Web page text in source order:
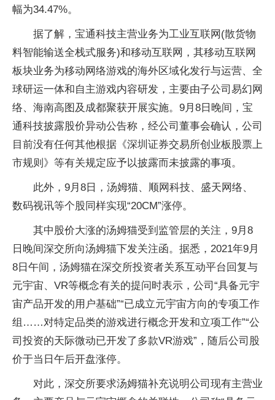
幅为34.47%。
据了解，宝通科技主营业务为工业互联网(散货物
料智能输送全栈式服务)和移动互联网，其移动互联网
板块业务为移动网络游戏的海外区域化发行与运营、全
球研运一体和自主游戏内容研发，主要由子公司易幻网
络、海南高图及成都聚获开展实施。9月8日晚间，宝
通科技披露股价异动公告称，经公司董事会确认，公司
目前没有任何其他根据《深圳证券交易所创业板股票上
市规则》等有关规定应予以披露而未披露的事项。
此外，9月8日，汤姆猫、顺网科技、盛天网络、
数码视讯等个股同样实现“20CM”涨停。
其中股价大涨的汤姆猫受到监管层的关注，9月8
日晚间深交所向汤姆猫下发关注函。据悉，2021年9月
8日午间，汤姆猫在深交所投资者关系互动平台回复与
元宇宙、VR等概念有关的提问时表示，公司“具备元宇
宙产品开发的用户基础”“已成立元宇宙方向的专项工作
组……对特定品类的游戏进行概念开发和立项工作”“公
司投资的天际微动已开发了多款VR游戏”，随后公司股
价于当日午后开盘涨停。
对此，深交所要求汤姆猫补充说明公司现有主营业